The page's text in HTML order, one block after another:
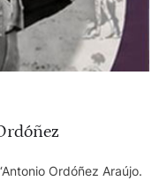
Ordóñez Araújo.